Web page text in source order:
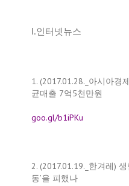
Ⅰ.인터넷뉴스
1. (2017.01.28._아시아경
균매출 7억5천만원
goo.gl/b1iPKu
2. (2017.01.19._한겨레)
동’을 피했나